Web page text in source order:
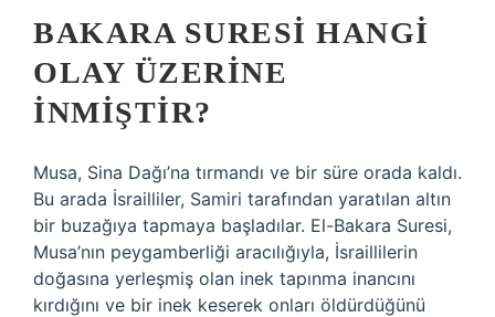
BAKARA SURESI HANGI
OLAY ÜZERINE
INMIŞTIR?
Musa, Sina Dağı’na tırmandı ve bir süre orada kaldı.
Bu arada İsrailliler, Samiri tarafından yaratılan altın
bir buzağıya tapmaya başladılar. El-Bakara Suresi,
Musa’nın peygamberliği aracılığıyla, İsraillilerin
doğasına yerleşmiş olan inek tapınma inancını
kırdığını ve bir inek keserek onları öldürdüğünü